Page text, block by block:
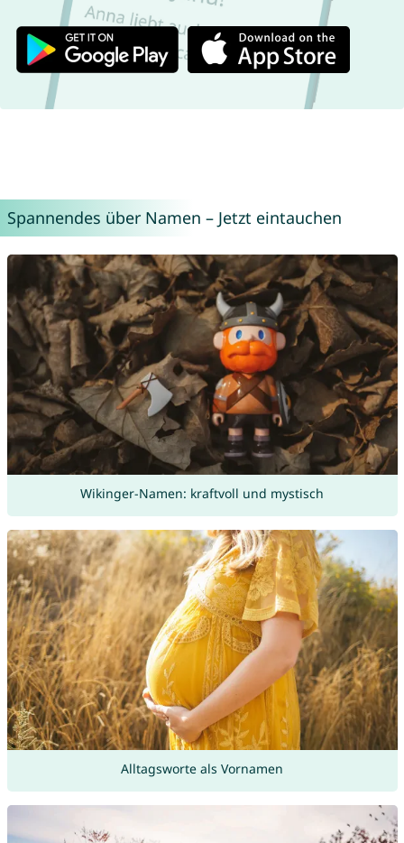
Spannendes über Namen – Jetzt eintauchen
Wikinger-Namen: kraftvoll und mystisch
Alltagsworte als Vornamen